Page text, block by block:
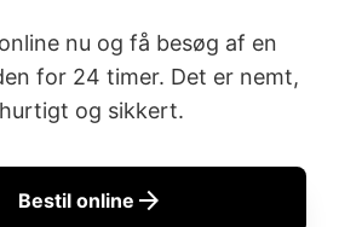
nu og få besøg af en
for 24 timer. Det er nemt,
hurtigt og sikkert.
Bestil online arrow_forward